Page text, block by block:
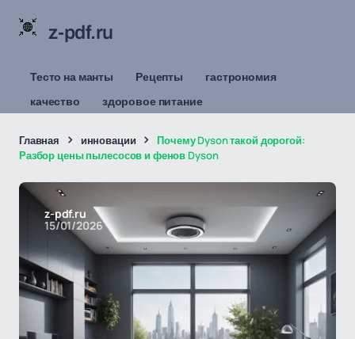
z-pdf.ru
Тесто на манты Рецепты
гастрономия
качество
здоровое питание
Главная инновации
Почему Dyson такой дорогой:
Разбор цены пылесосов и фенов Dyson
z-pdf.ru
15/01/2026